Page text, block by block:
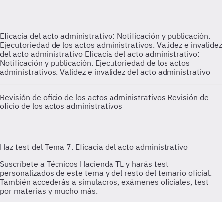
Eficacia del acto administrativo: Notificación y publicación.
Ejecutoriedad de los actos administrativos. Validez e invalidez
del acto administrativo Eficacia del acto administrativo:
Notificación y publicación. Ejecutoriedad de los actos
administrativos. Validez e invalidez del acto administrativo
Revisión de oficio de los actos administrativos Revisión de
oficio de los actos administrativos